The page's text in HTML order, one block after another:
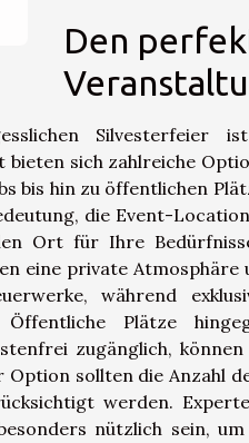
Den
Silvesterfeier
sich zahlreiche
bis hin zu öffentlichen
die Event-
Ort für Ihre
eine private Atmosphäre
während
Plätze
zugänglich,
sollten die Anzahl
werden.
nützlich sein,